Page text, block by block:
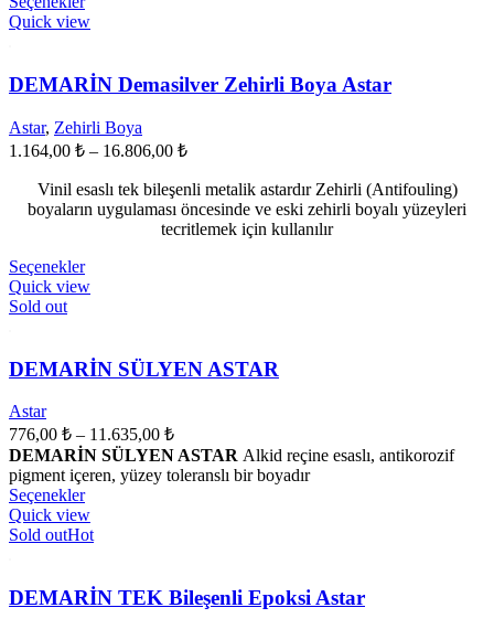
ürünün
varyasyonu
var.
Seçenekler
ürün
sayfasından
seçilebilir
Quick view
DEMARİN Demasilver Zehirli Boya Astar
Astar, Zehirli Boya
1.164,00 ₺ – 16.806,00 ₺Fiyat
1.164,00 ₺
-
16.806,00 ₺
Vinil esaslı tek bileşenli metalik astardır Zehirli (Antifouling)
boyaların uygulaması öncesinde ve eski zehirli boyalı yüzeyleri
tecritlemek için kullanılır
SeçeneklerBu
ürünün
var.
Seçenekler
sayfasından
seçilebilir
Quick view
Sold out
DEMARİN SÜLYEN ASTAR
Astar
776,00 ₺ – 11.635,00 ₺Fiyat
aralığı:
776,00 ₺
DEMARİN SÜLYEN ASTAR Alkid reçine esaslı, antikorozif
pigment içeren, yüzey toleranslı bir boyadır
SeçeneklerBu
ürünün
birden
var.
Seçenekler
Quick view
Sold outHot
DEMARİN TEK Bileşenli Epoksi Astar